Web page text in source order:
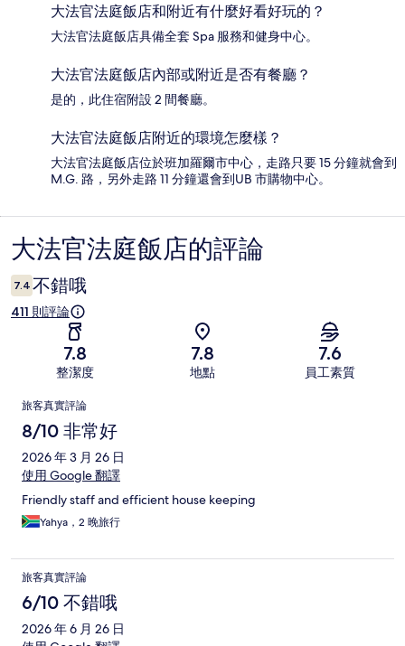
大法官法庭飯店和附近有什麼好看好玩的？
大法官法庭飯店具備全套 Spa 服務和健身中心。
大法官法庭飯店內部或附近是否有餐廳？
是的，此住宿附設 2 間餐廳。
大法官法庭飯店附近的環境怎麼樣？
大法官法庭飯店位於班加羅爾市中心，走路只要 15 分鐘就會到
M.G. 路，另外走路 11 分鐘還會到UB 市購物中心。
評
論
大法官法庭飯店的評論
7.4 不錯哦
411 則評論
7.8
整潔度
7.8
地點
7.6
員工素質
評
論
旅客真實評論
8/10 非常好
2026 年 3 月 26 日
使用 Google 翻譯
Friendly staff and efficient house keeping
Yahya，2 晚旅行
旅客真實評論
6/10 不錯哦
2026 年 6 月 26 日